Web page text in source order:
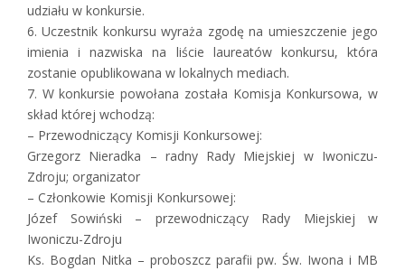
udziału w konkursie.
6. Uczestnik konkursu wyraża zgodę na umieszczenie jego
imienia i nazwiska na liście laureatów konkursu, która
zostanie opublikowana w lokalnych mediach.
7. W konkursie powołana została Komisja Konkursowa, w
skład której wchodzą:
– Przewodniczący Komisji Konkursowej:
Grzegorz Nieradka – radny Rady Miejskiej w Iwoniczu-
Zdroju; organizator
– Członkowie Komisji Konkursowej:
Józef Sowiński – przewodniczący Rady Miejskiej w
Iwoniczu-Zdroju
Ks. Bogdan Nitka – proboszcz parafii pw. Św. Iwona i MB